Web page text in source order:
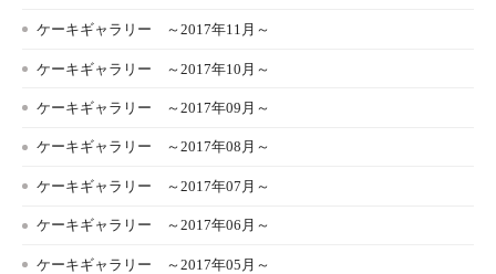
ケーキギャラリー ～2017年11月～
ケーキギャラリー ～2017年10月～
ケーキギャラリー ～2017年09月～
ケーキギャラリー ～2017年08月～
ケーキギャラリー ～2017年07月～
ケーキギャラリー ～2017年06月～
ケーキギャラリー ～2017年05月～